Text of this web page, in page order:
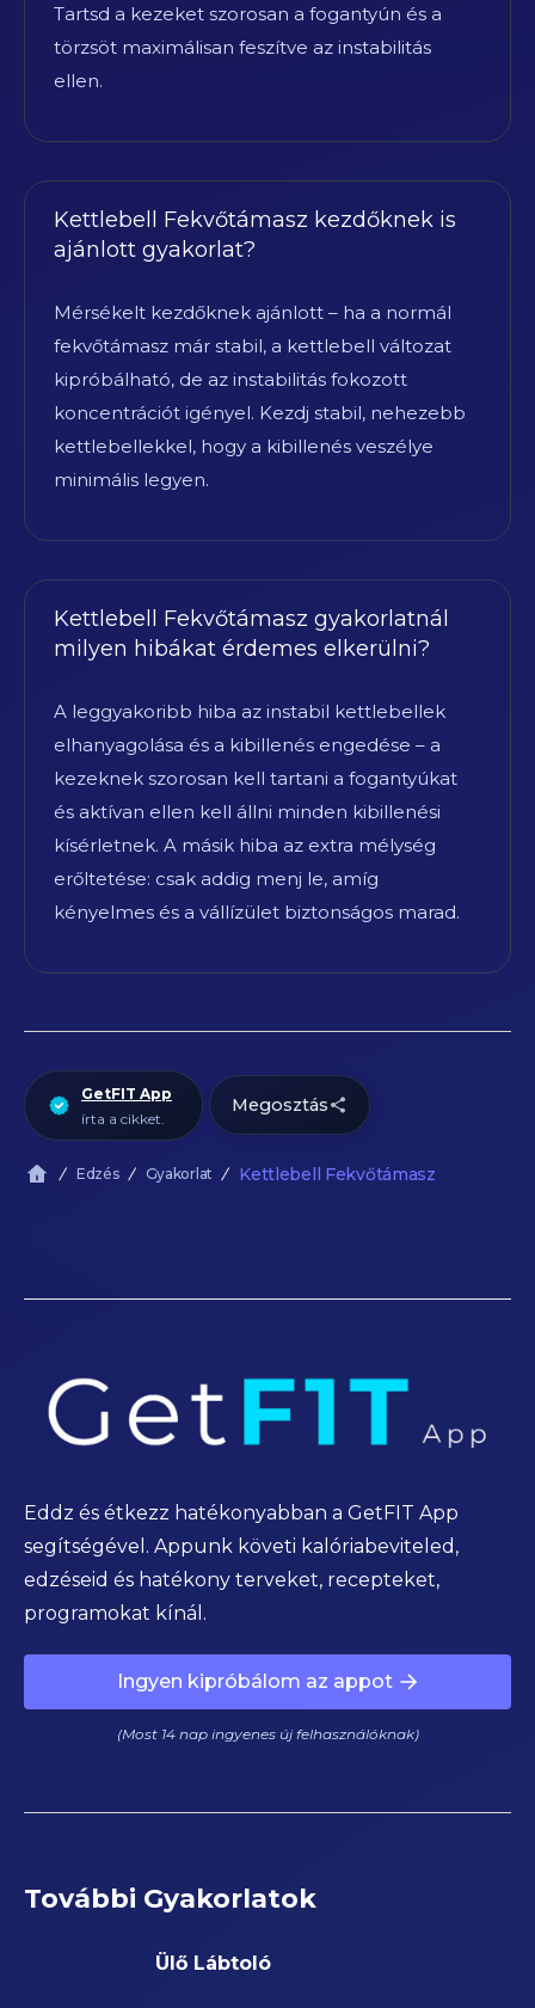
Eddz és étkezz hatékonyabban a GetFIT App
segítségével. Appunk követi kalóriabeviteled,
edzéseid és hatékony terveket, recepteket,
programokat kínál.
Ingyen kipróbálom az appot
(Most 14 nap ingyenes új felhasználóknak)
További Gyakorlatok
Ülő Lábtoló
Tartsd a kezeket szorosan a fogantyún és a
törzsöt maximálisan feszítve az instabilitás
ellen.
Kettlebell Fekvőtámasz kezdőknek is
ajánlott gyakorlat?
Mérsékelt kezdőknek ajánlott – ha a normál
fekvőtámasz már stabil, a kettlebell változat
kipróbálható, de az instabilitás fokozott
koncentrációt igényel. Kezdj stabil, nehezebb
kettlebellekkel, hogy a kibillenés veszélye
minimális legyen.
Kettlebell Fekvőtámasz gyakorlatnál
milyen hibákat érdemes elkerülni?
A leggyakoribb hiba az instabil kettlebellek
elhanyagolása és a kibillenés engedése – a
kezeknek szorosan kell tartani a fogantyúkat
és aktívan ellen kell állni minden kibillenési
kísérletnek. A másik hiba az extra mélység
erőltetése: csak addig menj le, amíg
kényelmes és a vállízület biztonságos marad.
GetFIT App
írta a cikket.
Megosztás
Edzés Gyakorlat Kettlebell Fekvőtámasz